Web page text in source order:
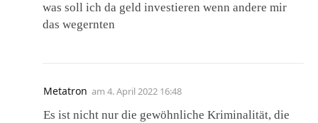
was soll ich da geld investieren wenn andere mir
das wegernten
Metatron am 4. April 2022 16:48
Es ist nicht nur die gewöhnliche Kriminalität, die